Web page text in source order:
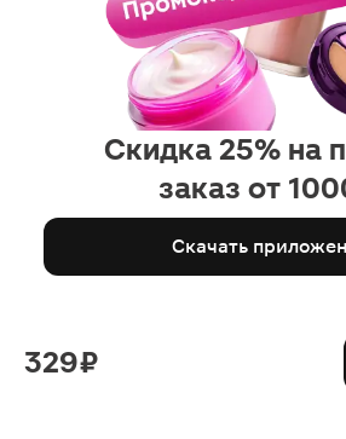
Скидка 25% на
заказ от
Скачать
329 ₽